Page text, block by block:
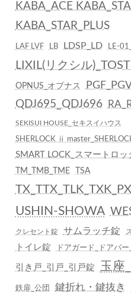
KABA_ACE
KABA_STAR_PLUS
LAF LVF LB LDSP_LD LE-
LIXIL(リクシル
OPNUS_オプナス
QDJ695_QDJ696
SEKISUI HOUSE_セキスイハウス
SHERLOCK ⅱ
SMART LOCK_スマートロッ
TM_TMB_TME
TSA
USHIN-SHOWA
クレセント錠 サムラッチ錠
トイレ錠
ドアガード_ドアバ
引き戸_引戸_引戸錠 玉座
鉄扉_公団 鍵折れ・鍵抜き